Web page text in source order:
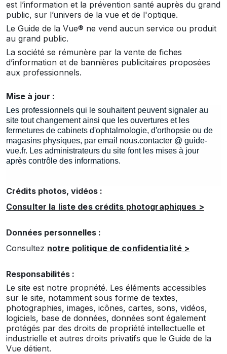
est l’information et la prévention santé auprès du grand
public, sur l’univers de la vue et de l'optique.
Le Guide de la Vue® ne vend aucun service ou produit
au grand public.
La société se rémunère par la vente de fiches
d’information et de bannières publicitaires proposées
aux professionnels.
Mise à jour :
Les professionnels qui le souhaitent peuvent signaler au
site tout changement ainsi que les ouvertures et les
fermetures de cabinets d'ophtalmologie, d'orthopsie ou de
magasins physiques, par email nous.contacter @ guide-
vue.fr. Les administrateurs du site font les mises à jour
après contrôle des informations.
Crédits photos, vidéos :
Consulter la liste des crédits photographiques >
Données personnelles :
Consultez notre politique de confidentialité >
Responsabilités :
Le site est notre propriété. Les éléments accessibles
sur le site, notamment sous forme de textes,
photographies, images, icônes, cartes, sons, vidéos,
logiciels, base de données, données sont également
protégés par des droits de propriété intellectuelle et
industrielle et autres droits privatifs que le Guide de la
Vue détient.